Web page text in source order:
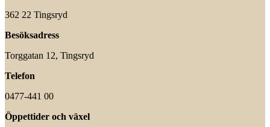
362 22 Tingsryd
Besöksadress
Torggatan 12, Tingsryd
Telefon
0477-441 00
Öppettider och växel